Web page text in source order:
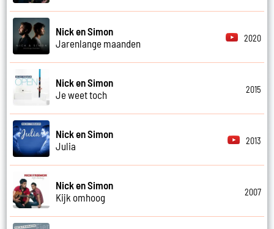
Nick en Simon
Jarenlange maanden
2020
Nick en Simon
Je weet toch
2015
Nick en Simon
Julia
2013
Nick en Simon
Kijk omhoog
2007